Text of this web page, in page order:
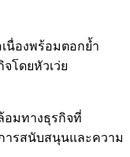
เนื่องพร้อมตอกย้ำ
โดยหัวเว่ย
อมทางธุรกิจที่
ารสนับสนุนและความ